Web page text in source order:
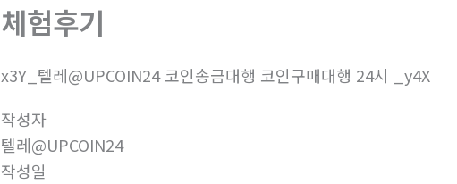
체험후기
x3Y_텔레@UPCOIN24 코인송금대행 코인구매대행 24시 _y4X
작성자
텔레@UPCOIN24
작성일